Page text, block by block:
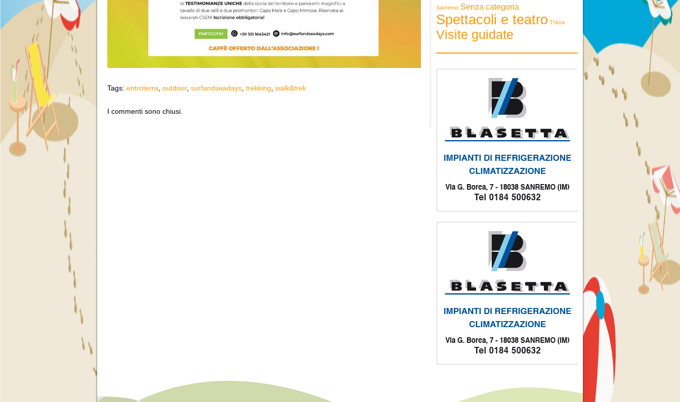
Tags: entroterra outdoor, surfandseadays trekking walk&trek
I commenti sono chiusi.
Sanremo Senza categoria
Spettacoli e teatro Triora
Visite guidate